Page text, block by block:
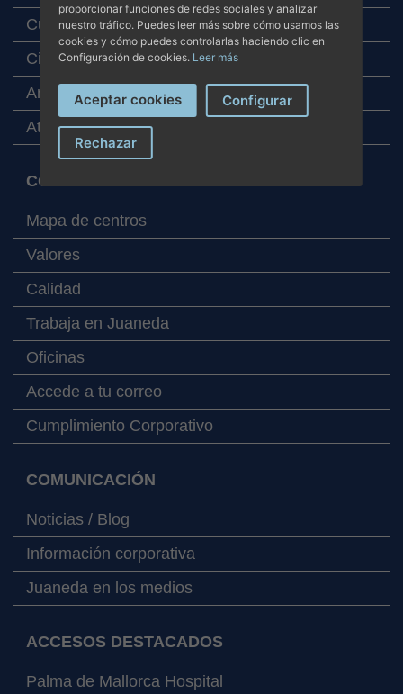
Cuadro médico
Cita online
Analítica online
Atención al paciente
CORPORATIVO
Mapa de centros
Valores
Calidad
Trabaja en Juaneda
Oficinas
Accede a tu correo
Cumplimiento Corporativo
COMUNICACIÓN
Noticias / Blog
Información corporativa
Juaneda en los medios
ACCESOS DESTACADOS
Palma de Mallorca Hospital
proporcionar funciones de redes sociales y analizar
nuestro tráfico. Puedes leer más sobre cómo usamos las
cookies y cómo puedes controlarlas haciendo clic en
Configuración de cookies. Leer más
Aceptar cookies Configurar
Rechazar